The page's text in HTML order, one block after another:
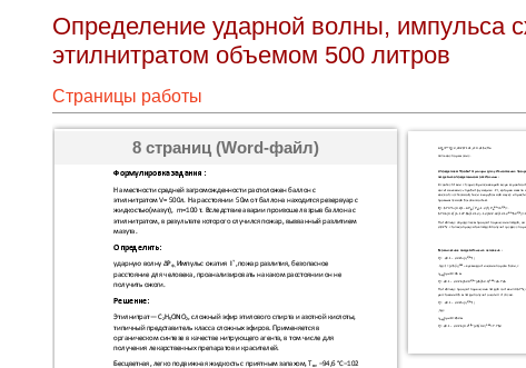
Определение ударной волны, импульса
этилнитратом объемом 500 литров
Страницы работы
8 страниц (Word-файл)